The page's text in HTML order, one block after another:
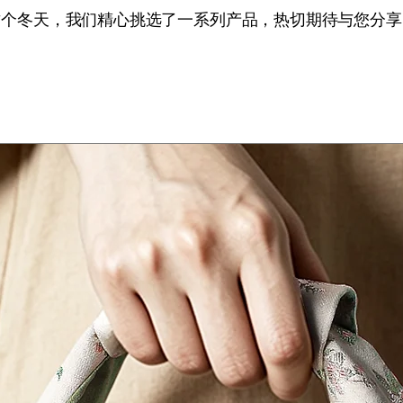
冬天，我们精心挑选了一系列产品，热切期待与您分